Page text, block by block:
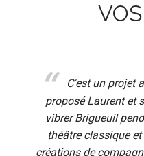
C'est un projet
proposé Laurent et
vibrer Brigueuil
théâtre classique
créations de